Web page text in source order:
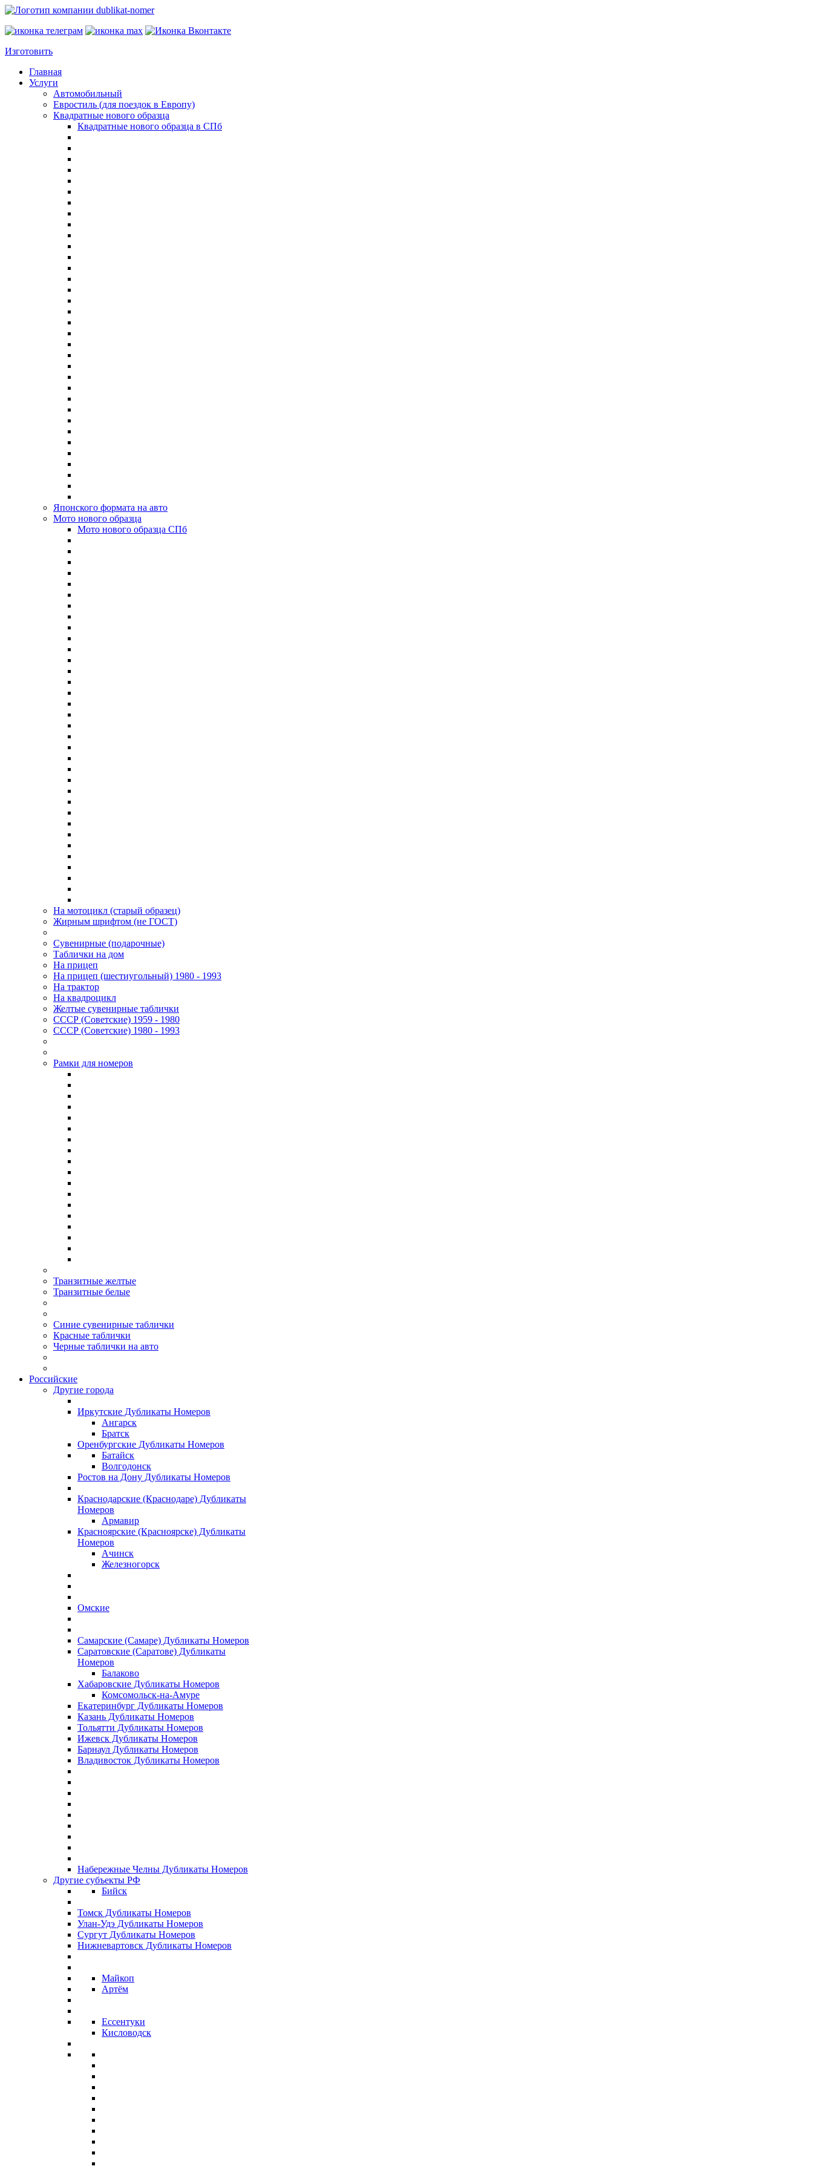
Изготовить
Главная
Услуги
Автомобильный
Евростиль (для поездок в Европу)
Квадратные нового образца
Квадратные нового образца в СПб
Японского формата на авто
Мото нового образца
Мото нового образца СПб
На мотоцикл (старый образец)
Жирным шрифтом (не ГОСТ)
Сувенирные (подарочные)
Таблички на дом
На прицеп
На прицеп (шестиугольный) 1980 - 1993
На трактор
На квадроцикл
Желтые сувенирные таблички
СССР (Советские) 1959 - 1980
СССР (Советские) 1980 - 1993
Рамки для номеров
Транзитные желтые
Транзитные белые
Синие сувенирные таблички
Красные таблички
Черные таблички на авто
Российские
Другие города
Иркутские Дубликаты Номеров
Ангарск
Братск
Оренбургские Дубликаты Номеров
Батайск
Волгодонск
Ростов на Дону Дубликаты Номеров
Краснодарские (Краснодаре) Дубликаты
Номеров
Армавир
Красноярские (Красноярске) Дубликаты
Номеров
Ачинск
Железногорск
Омские
Самарские (Самаре) Дубликаты Номеров
Саратовские (Саратове) Дубликаты
Номеров
Балаково
Хабаровские Дубликаты Номеров
Комсомольск-на-Амуре
Екатеринбург Дубликаты Номеров
Казань Дубликаты Номеров
Тольятти Дубликаты Номеров
Ижевск Дубликаты Номеров
Барнаул Дубликаты Номеров
Владивосток Дубликаты Номеров
Набережные Челны Дубликаты Номеров
Другие субъекты РФ
Бийск
Томск Дубликаты Номеров
Улан-Удэ Дубликаты Номеров
Сургут Дубликаты Номеров
Нижневартовск Дубликаты Номеров
Майкоп
Артём
Ессентуки
Кисловодск